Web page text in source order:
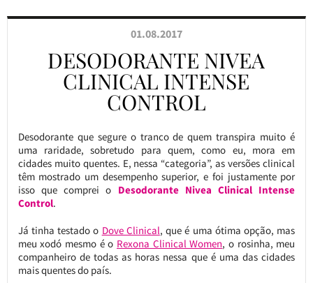
01.08.2017
DESODORANTE NIVEA
CLINICAL INTENSE
CONTROL
Desodorante que segure o tranco de quem transpira muito é
uma raridade, sobretudo para quem, como eu, mora em
cidades muito quentes. E, nessa “categoria”, as versões clinical
têm mostrado um desempenho superior, e foi justamente por
isso que comprei o Desodorante Nivea Clinical Intense
Control.
Já tinha testado o Dove Clinical, que é uma ótima opção, mas
meu xodó mesmo é o Rexona Clinical Women, o rosinha, meu
companheiro de todas as horas nessa que é uma das cidades
mais quentes do país.